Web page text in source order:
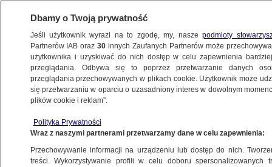
ŁÓDŹ
kary dla Agnieszki o rok. Prokuratura
nie daje za wygraną
Dbamy o Twoją prywatność
Jeśli użytkownik wyrazi na to zgodę, my, naszepodmioty
Partnerów IAB oraz30 innych Zaufanych Partnerów może
użytkownika i uzyskiwać do nich dostęp w celu zapewnienia
przeglądania. Odbywa się to poprzez przetwarzanie danych
przeglądania przechowywanych w plikach cookie. Użytkownik może
się przetwarzaniu w oparciu o uzasadniony interes w dowolnym
plików cookie i reklam”.
Polityka Prywatności
Wraz z naszymi partnerami przetwarzamy dane w celu zapewnienia:
Przechowywanie informacji na urządzeniu lub dostęp do nich.
treści. Wykorzystywanie profili w celu doboru spersonalizowanych